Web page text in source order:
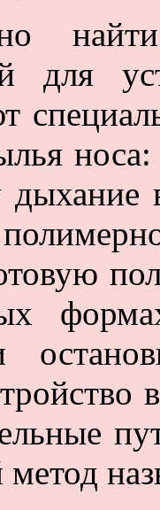
для
дыхание
метод